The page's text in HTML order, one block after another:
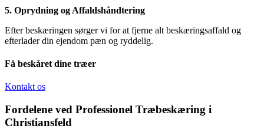
5. Oprydning og Affaldshåndtering
Efter beskæringen sørger vi for at fjerne alt beskæringsaffald og
efterlader din ejendom pæn og ryddelig.
Få beskåret dine træer
Kontakt os
Fordelene ved Professionel Træbeskæring i
Christiansfeld